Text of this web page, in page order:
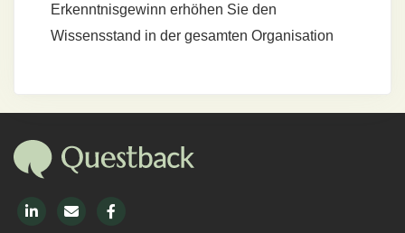
Erkenntnisgewinn erhöhen Sie den
Wissensstand in der gesamten Organisation